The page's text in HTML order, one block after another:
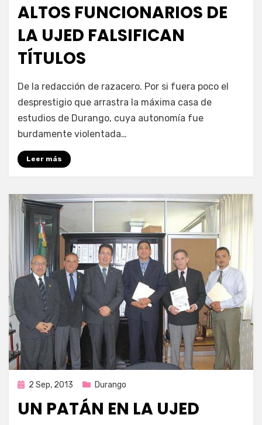
ALTOS FUNCIONARIOS DE
LA UJED FALSIFICAN
TÍTULOS
por Enrique
De la redacción de razacero. Por si fuera poco el
desprestigio que arrastra la máxima casa de
estudios de Durango, cuya autonomía fue
burdamente violentada…
Leer más
Publicada
2 Sep, 2013 Durango
UN PATÁN EN LA UJED